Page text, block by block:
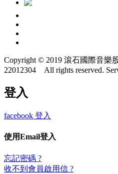
Copyright © 2019 滾石國際音樂
22012304 All rights reserved.
登入
facebook 登入
使用Email登入
忘記密碼 ?
收不到會員啟用信 ?